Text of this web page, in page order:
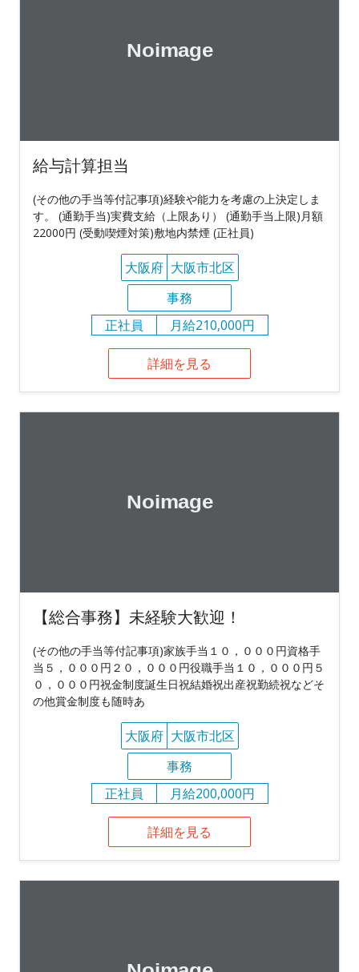
給与計算担当
(その他の手当等付記事項)経験や能力を考慮の上決定しま
す。 (通勤手当)実費支給（上限あり） (通勤手当上限)月額
22000円 (受動喫煙対策)敷地内禁煙 (正社員)
大阪府 大阪市北区
事務
正社員
月給210,000円
詳細を見る
【総合事務】未経験大歓迎！
(その他の手当等付記事項)家族手当１０，０００円資格手
当５，０００円２０，０００円役職手当１０，０００円５
０，０００円祝金制度誕生日祝結婚祝出産祝勤続祝などそ
の他賞金制度も随時あ
大阪府 大阪市北区
事務
正社員
月給200,000円
詳細を見る